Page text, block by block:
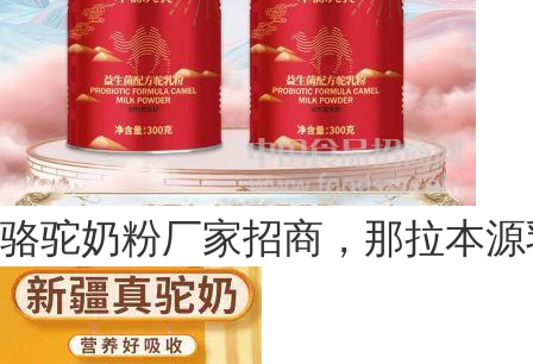
骆驼奶粉厂家招商，那拉本